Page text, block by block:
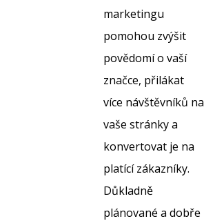
marketingu
pomohou zvýšit
povědomí o vaší
značce, přilákat
více návštěvníků na
vaše stránky a
konvertovat je na
platící zákazníky.
Důkladně
plánované a dobře